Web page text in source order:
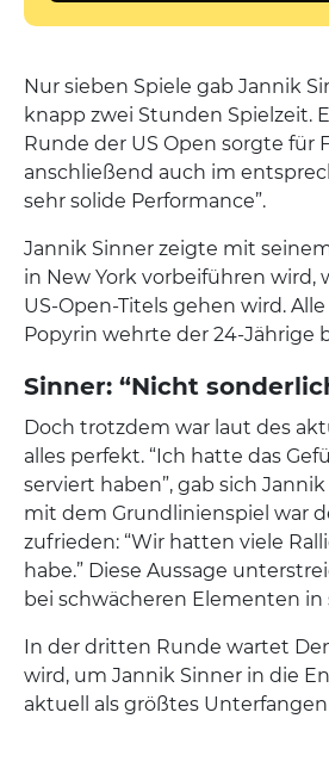
Nur sieben Spiele gab Jannik
knapp zwei Stunden Spielzeit.
Runde der US Open sorgte für
anschließend auch im
sehr solide Performance”.
Jannik Sinner zeigte mit
in New York vorbeiführen wird,
US-Open-Titels gehen wird.
Popyrin wehrte der 24-Jährige
Sinner: “Nicht
Doch trotzdem war laut des
alles perfekt. “Ich hatte das
serviert haben”, gab sich
mit dem Grundlinienspiel war
zufrieden: “Wir hatten viele
habe.” Diese Aussage
bei schwächeren Elementen
In der dritten Runde wartet
wird, um Jannik Sinner in die
aktuell als größtes